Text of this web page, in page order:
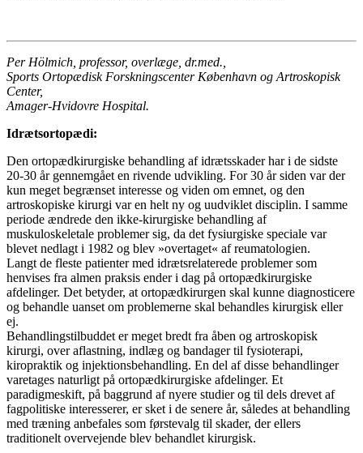
Per Hölmich, professor, overlæge, dr.med.,
Sports Ortopædisk Forskningscenter København og Artroskopisk
Center,
Amager-Hvidovre Hospital.
Idrætsortopædi:
Den ortopædkirurgiske behandling af idrætsskader har i de sidste
20-30 år gennemgået en rivende udvikling. For 30 år siden var der
kun meget begrænset interesse og viden om emnet, og den
artroskopiske kirurgi var en helt ny og uudviklet disciplin. I samme
periode ændrede den ikke-kirurgiske behandling af
muskuloskeletale problemer sig, da det fysiurgiske speciale var
blevet nedlagt i 1982 og blev »overtaget« af reumatologien.
Langt de fleste patienter med idrætsrelaterede problemer som
henvises fra almen praksis ender i dag på ortopædkirurgiske
afdelinger. Det betyder, at ortopædkirurgen skal kunne diagnosticere
og behandle uanset om problemerne skal behandles kirurgisk eller
ej.
Behandlingstilbuddet er meget bredt fra åben og artroskopisk
kirurgi, over aflastning, indlæg og bandager til fysioterapi,
kiropraktik og injektionsbehandling. En del af disse behandlinger
varetages naturligt på ortopædkirurgiske afdelinger. Et
paradigmeskift, på baggrund af nyere studier og til dels drevet af
fagpolitiske interesserer, er sket i de senere år, således at behandling
med træning anbefales som førstevalg til skader, der ellers
traditionelt overvejende blev behandlet kirurgisk.